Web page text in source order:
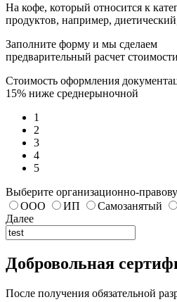
На кофе, который относится к
продуктов, например,
Заполните форму и мы сделаем
предварительный расчет
Стоимость оформления
15% ниже среднерыночной
1
2
3
4
5
Выберите организационно-
ООО
ИП Самозанятый
Далее
Добровольная
После получения обязательной